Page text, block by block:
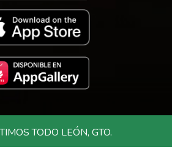
TODO LEÓN, GTO.